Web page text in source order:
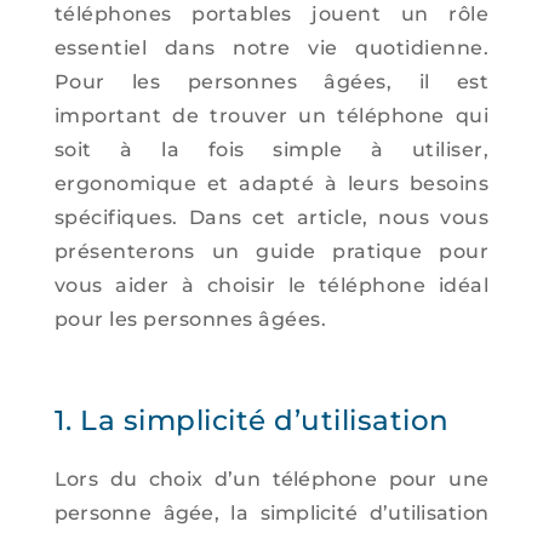
téléphones portables jouent un rôle
essentiel dans notre vie quotidienne.
Pour les personnes âgées, il est
important de trouver un téléphone qui
soit à la fois simple à utiliser,
ergonomique et adapté à leurs besoins
spécifiques. Dans cet article, nous vous
présenterons un guide pratique pour
vous aider à choisir le téléphone idéal
pour les personnes âgées.
1. La simplicité d’utilisation
Lors du choix d’un téléphone pour une
personne âgée, la simplicité d’utilisation